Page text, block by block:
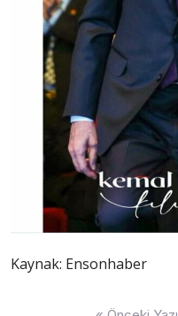
Kaynak: Ensonhaber